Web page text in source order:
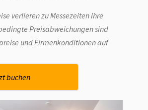
verlieren zu Messezeiten Ihre
Preisabweichungen sind
und Firmenkonditionen auf
buchen